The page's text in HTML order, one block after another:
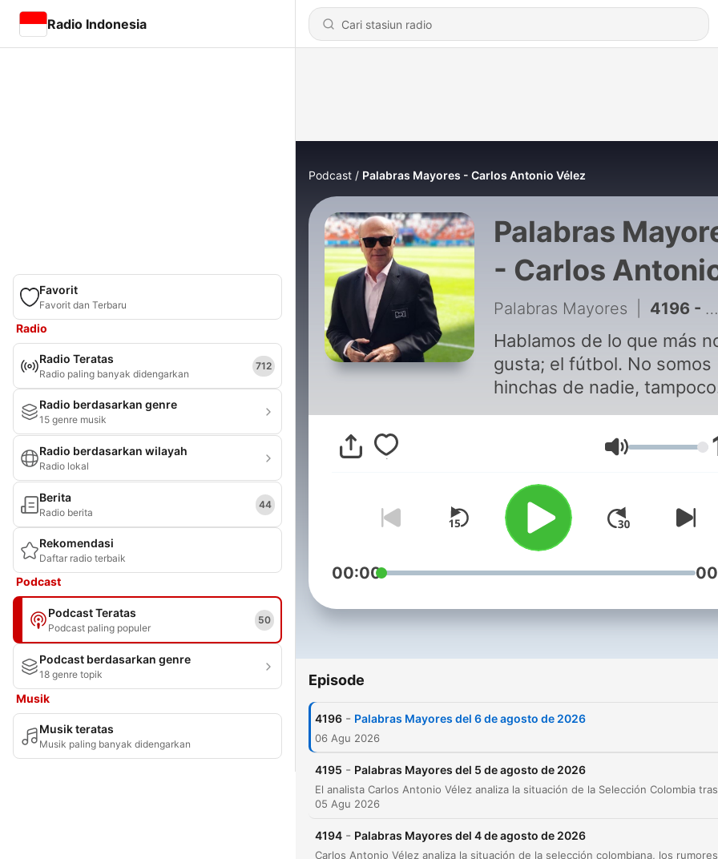
Radio Indonesia
Favorit
Favorit dan Terbaru
Radio
Radio Teratas
Radio paling banyak didengarkan
712
Radio berdasarkan genre
15 genre musik
Radio berdasarkan wilayah
Radio lokal
Berita
Radio berita
44
Rekomendasi
Daftar radio terbaik
Podcast
Podcast Teratas
Podcast paling populer
50
Podcast berdasarkan genre
18 genre topik
Musik
Musik teratas
Musik paling banyak didengarkan
Podcast Palabras Mayores - Carlos Antonio Vélez
Palabras
- Carlos
Vélez
Palabras Mayores 4196 - Palabras Mayores del 6 de agosto de 2026
Hablamos de lo que más
gusta; el fútbol. No somos
hinchas de nadie, tampoco
hacemos parte de las
relaciones publicas de un
de una selección, de algún
dirigente, de algún técnico o
de algunos jugadores.
Volume
00:00
Episode
4196 - Palabras Mayores del 6 de agosto de 2026
06 Agu 2026
4195 - Palabras Mayores del 5 de agosto de 2026
05 Agu 2026
4194 - Palabras Mayores del 4 de agosto de 2026